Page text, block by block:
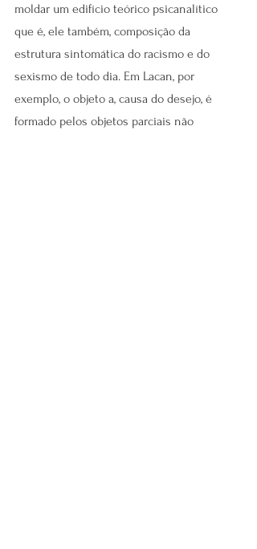
moldar um edifício teórico psicanalítico
que é, ele também, composição da
estrutura sintomática do racismo e do
sexismo de todo dia. Em Lacan, por
exemplo, o objeto a, causa do desejo, é
formado pelos objetos parciais não